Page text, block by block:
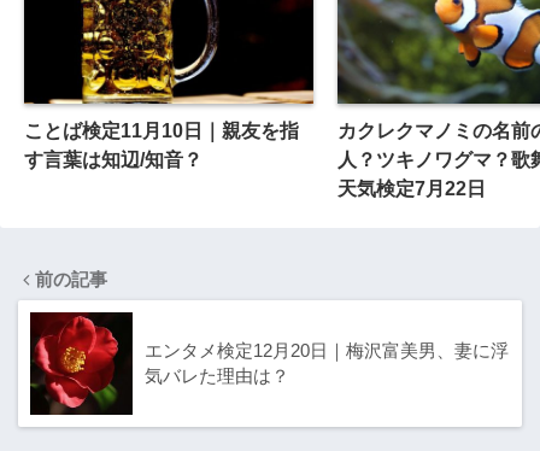
ことば検定11月10日｜親友を指
す言葉は知辺/知音？
カクレクマノミの名前
人？ツキノワグマ？歌
天気検定7月22日
前の記事
エンタメ検定12月20日｜梅沢富美男、妻に浮
気バレた理由は？